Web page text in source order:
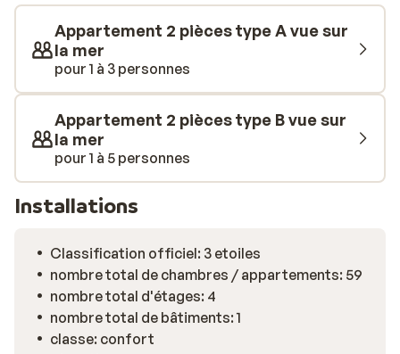
eaux bleues claires de la mer Tyrrhénienne, un vrai petit
paradis! Les appartements sont lumineux et bien
équipés pour votre confort. Tout au long du séjour,
vous pourrez vous prélasser au bord de la belle piscine
ensoleillée, tandis que les enfants s’amuseront à l’aire
de jeux Bon séjour!
Appartement 2 pièces type A vue sur
la mer
pour 1 à 3 personnes
Appartement 2 pièces type B vue sur
la mer
pour 1 à 5 personnes
Installations
Classification officiel: 3 etoiles
nombre total de chambres / appartements: 59
nombre total d'étages: 4
nombre total de bâtiments: 1
classe: confort